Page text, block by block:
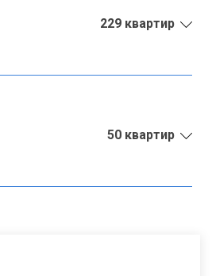
229 квартир
50 квартир